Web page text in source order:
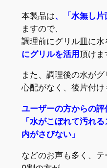
本製品は、「水無し片
ますので、
調理前にグリル皿に水
にグリルを活用頂けま
また、調理後の水が
心配がなく、後片付け
ユーザーの方からの評
「水がこぼれて汚れ
内がさびない」
などのお声も多く、